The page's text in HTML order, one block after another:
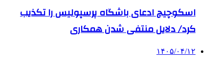
اسکوچیچ ادعای باشگاه پرسپولیس را تکذیب
کرد/ دلایل منتفی شدن همکاری
۱۴۰۵/۰۴/۱۲